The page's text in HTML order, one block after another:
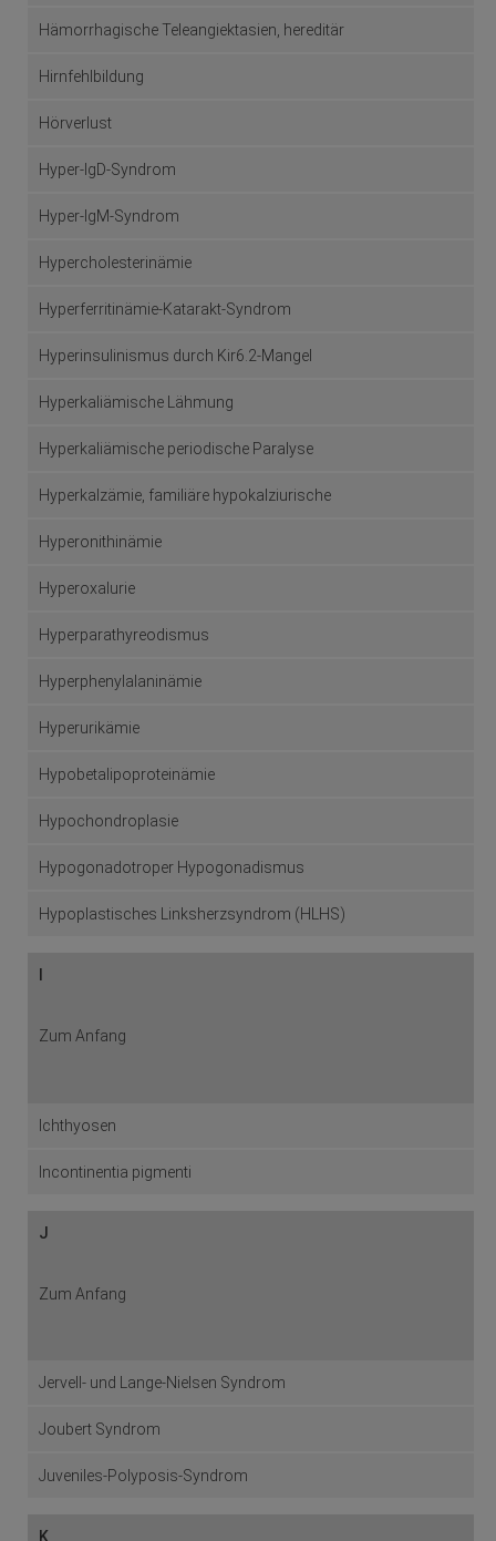
Hämorrhagische Teleangiektasien, hereditär
Hirnfehlbildung
Hörverlust
Hyper-IgD-Syndrom
Hyper-IgM-Syndrom
Hypercholesterinämie
Hyperferritinämie-Katarakt-Syndrom
Hyperinsulinismus durch Kir6.2-Mangel
Hyperkaliämische Lähmung
Hyperkaliämische periodische Paralyse
Hyperkalzämie, familiäre hypokalziurische
Hyperonithinämie
Hyperoxalurie
Hyperparathyreodismus
Hyperphenylalaninämie
Hyperurikämie
Hypobetalipoproteinämie
Hypochondroplasie
Hypogonadotroper Hypogonadismus
Hypoplastisches Linksherzsyndrom (HLHS)
Zum Anfang
Ichthyosen
Incontinentia pigmenti
J
Zum Anfang
Jervell- und Lange-Nielsen Syndrom
Joubert Syndrom
Juveniles-Polyposis-Syndrom
K